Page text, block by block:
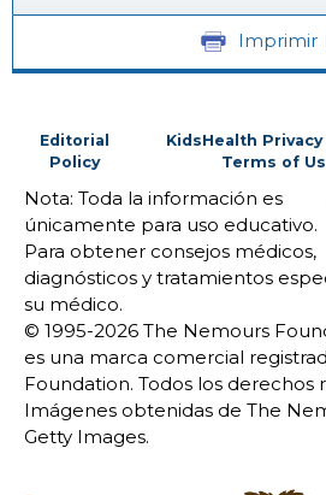
Imprimir
Editorial
Policy
KidsHealth Privacy
Terms of
Nota: Toda la información es
únicamente para uso educativo.
Para obtener consejos médicos,
diagnósticos y tratamientos
su médico.
© 1995-2026 The Nemours
es una marca comercial
Foundation. Todos los derechos
Imágenes obtenidas de The
Getty Images.